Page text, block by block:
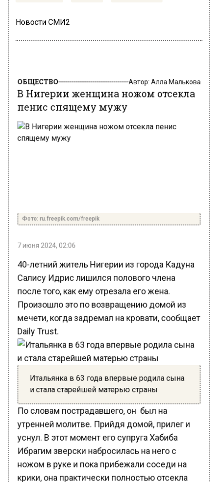
Новости СМИ2
В Нигерии женщина ножом отсекла
пенис спящему мужу
40-летний житель Нигерии из города Кадуна
Салису Идрис лишился полового члена
после того, как ему отрезала его жена.
Произошло это по возвращению домой из
мечети, когда задремал на кровати, сообщает
Daily Trust.
Итальянка в 63 года впервые родила сына
и стала старейшей матерью страны
По словам пострадавшего, он был на
утренней молитве. Прийдя домой, прилег и
уснул. В этот момент его супруга Хабиба
Ибрагим зверски набросилась на него с
ножом в руке и пока прибежали соседи на
крики, она практически полностью отсекла